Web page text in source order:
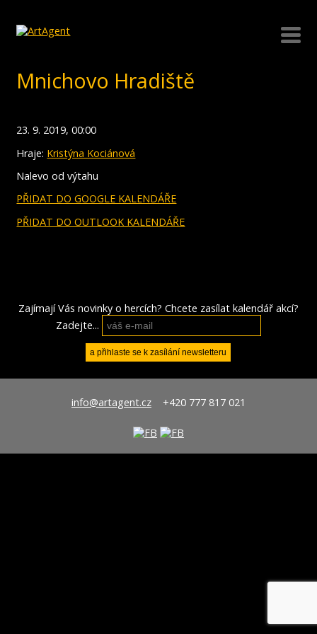
Mnichovo Hradiště
23. 9. 2019, 00:00
Hraje: Kristýna Kociánová
Nalevo od výtahu
PŘIDAT DO GOOGLE KALENDÁŘE
PŘIDAT DO OUTLOOK KALENDÁŘE
Zajímají Vás novinky o hercích? Chcete zasílat kalendář akcí?
Zadejte...
info@artagent.cz+420 777 817 021